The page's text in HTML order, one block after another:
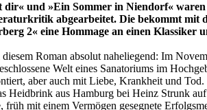
dir« und »Ein Sommer in Niendorf«
abgearbeitet. Die bekommt
2« eine Hommage an einen
Roman absolut naheliegend: Im
Welt eines Sanatoriums im
aber auch mit Liebe, Krankheit und
Heidbrink aus Hamburg bei Heinz Strunk
mit einem Vermögen gesegnete